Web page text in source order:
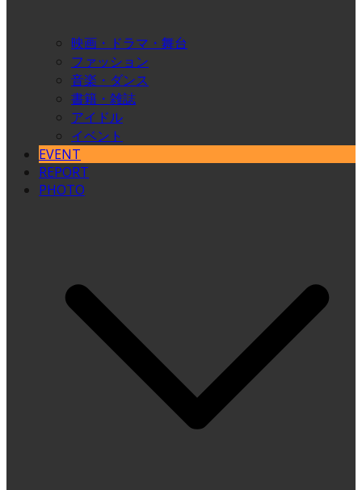
映画・ドラマ・舞台
ファッション
音楽・ダンス
書籍・雑誌
アイドル
イベント
EVENT
REPORT
PHOTO